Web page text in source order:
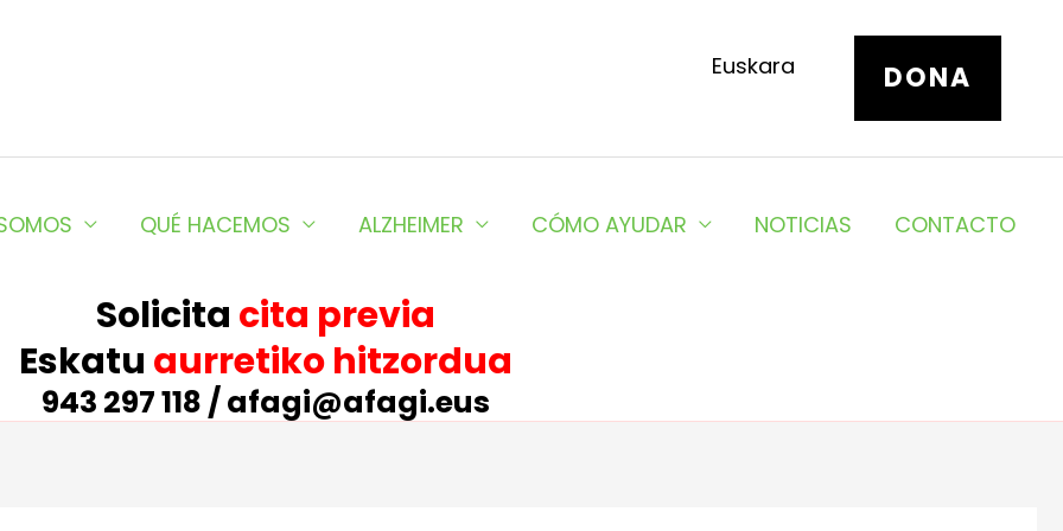
Euskara DONA
QUÉ HACEMOS ALZHEIMER CÓMO AYUDAR NOTICIAS CONTACTO
Solicita cita previa
Eskatu aurretiko hitzordua
943 297 118 / afagi@afagi.eus